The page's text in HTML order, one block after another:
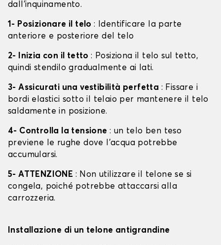
dall'inquinamento.
1- Posizionare il telo: Identificare la parte
anteriore e posteriore del telo
2- Inizia con il tetto: Posiziona il telo sul tetto,
quindi stendilo gradualmente ai lati.
3- Assicurati una vestibilità perfetta : Fissare i
bordi elastici sotto il telaio per mantenere il telo
saldamente in posizione.
4- Controlla la tensione : un telo ben teso
previene le rughe dove l'acqua potrebbe
accumularsi.
5- ATTENZIONE : Non utilizzare il telone se si
congela, poiché potrebbe attaccarsi alla
carrozzeria.
Installazione di un telone antigrandine